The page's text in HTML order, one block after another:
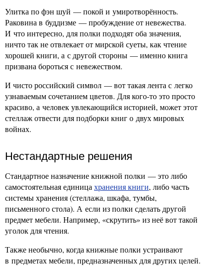
Улитка по фэн шуй — покой и умиротворённость.
Раковина в буддизме — пробуждение от невежества.
И что интересно, для полки подходят оба значения,
ничто так не отвлекает от мирской суеты, как чтение
хорошей книги, а с другой стороны — именно книга
призвана бороться с невежеством.
И чисто российский символ — вот такая лента с легко
узнаваемым сочетанием цветов. Для кого-то это просто
красиво, а человек увлекающийся историей, может этот
стеллаж отвести для подборки книг о двух мировых
войнах.
Нестандартные решения
Стандартное назначение книжной полки — это либо
самостоятельная единица хранения книги, либо часть
системы хранения (стеллажа, шкафа, тумбы,
письменного стола). А если из полки сделать другой
предмет мебели. Например, «скрутить» из неё вот такой
уголок для чтения.
Также необычно, когда книжные полки устраивают
в предметах мебели, предназначенных для других целей.